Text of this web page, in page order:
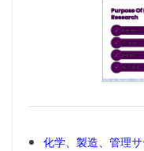
化学、製造、管理